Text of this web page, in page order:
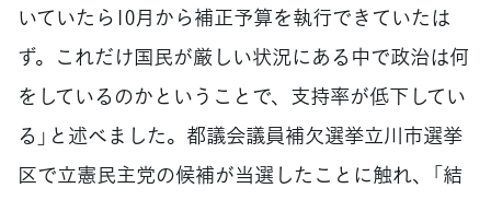
いていたら10月から補正予算を執行できていたは
ず。これだけ国民が厳しい状況にある中で政治は何
をしているのかということで、支持率が低下してい
る」と述べました。都議会議員補欠選挙立川市選挙
区で立憲民主党の候補が当選したことに触れ、「結